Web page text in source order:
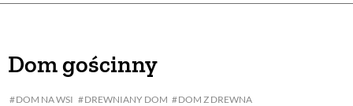
Dom gościnny
DOM NA WSI DREWNIANY DOM DOM Z DREWNA